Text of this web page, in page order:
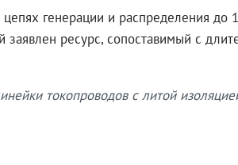
генерации и распределения
заявлен ресурс, сопоставимый с
токопроводов с литой